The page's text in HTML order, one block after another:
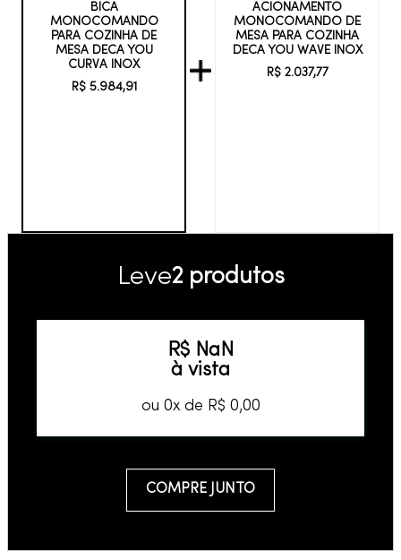
BICA
MONOCOMANDO
PARA COZINHA DE
MESA DECA YOU
CURVA INOX
R$ 5.984,91
ACIONAMENTO
MONOCOMANDO DE
MESA PARA COZINHA
DECA YOU WAVE INOX
R$ 2.037,77
Leve2 produtos
R$ NaN
à vista
ou 0x de R$ 0,00
COMPRE JUNTO